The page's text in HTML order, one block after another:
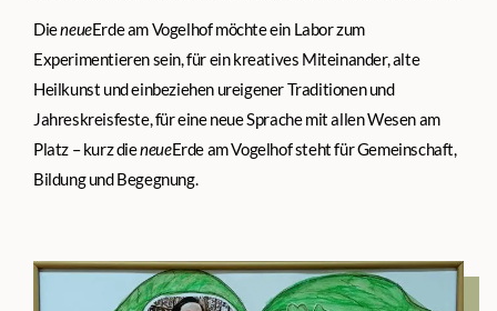
DieneueErde am Vogelhof möchte ein Labor zum
Experimentieren sein, für ein kreatives Miteinander, alte
Heilkunst und einbeziehen ureigener Traditionen und
Jahreskreisfeste, für eine neue Sprache mit allen Wesen am
Platz – kurz dieneueErde am Vogelhof steht für Gemeinschaft,
Bildung und Begegnung.